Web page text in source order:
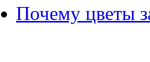
Почему цветы